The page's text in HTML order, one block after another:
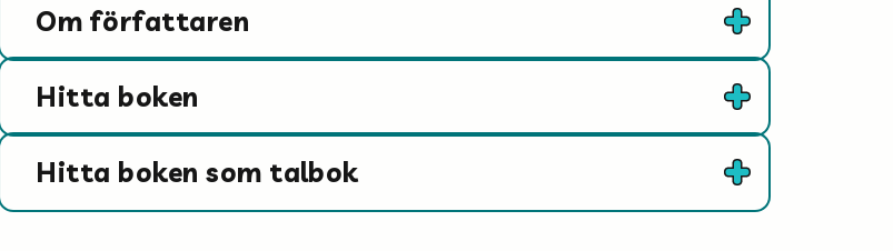
Om författaren
Hitta boken
Hitta boken som talbok